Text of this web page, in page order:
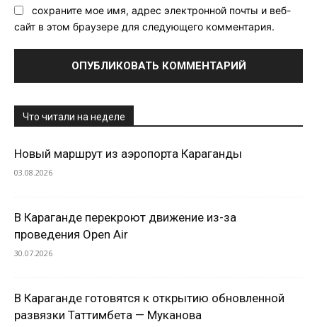
сохраните мое имя, адрес электронной почты и веб-
сайт в этом браузере для следующего комментария.
Что читали на неделе
Новый маршрут из аэропорта Караганды
03.08.2026
В Караганде перекроют движение из-за
проведения Open Air
30.07.2026
В Караганде готовятся к открытию обновленной
развязки Таттимбета — Муканова